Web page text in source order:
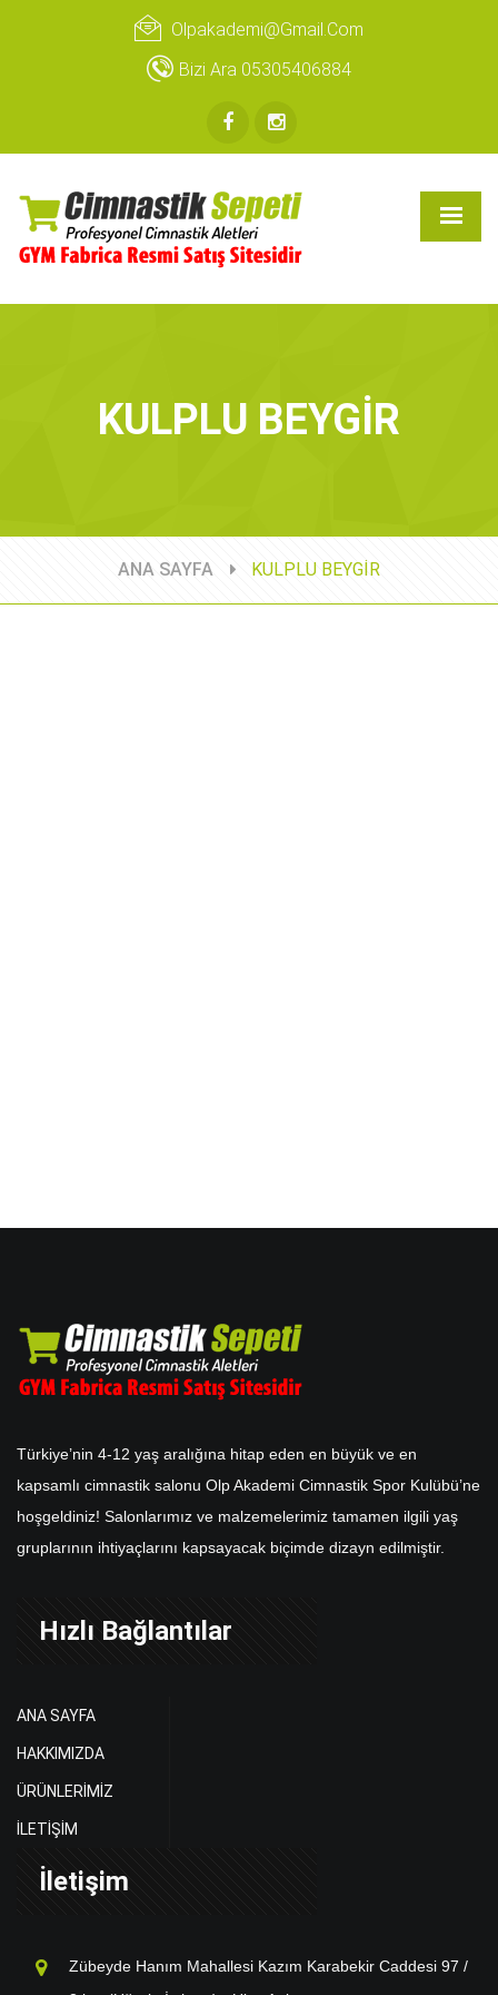
Olpakademi@gmail.com
Bizi Ara 05305406884
KULPLU BEYGİR
ANA SAYFA KULPLU BEYGİR
Türkiye’nin 4-12 yaş aralığına hitap eden en büyük ve en
kapsamlı cimnastik salonu Olp Akademi Cimnastik Spor Kulübü’ne
hoşgeldiniz! Salonlarımız ve malzemelerimiz tamamen ilgili yaş
gruplarının ihtiyaçlarını kapsayacak biçimde dizayn edilmiştir.
Hızlı Bağlantılar
ANA SAYFA
HAKKIMIZDA
ÜRÜNLERİMİZ
İLETİŞİM
İletişim
Zübeyde Hanım Mahallesi Kazım Karabekir Caddesi 97 /